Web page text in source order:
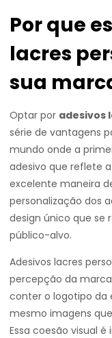
Por que
lacres
sua
Optar por adesivos
série de vantagens
mundo onde a
adesivo que reflete
excelente maneira
personalização dos
design único que se
público-alvo.
Adesivos lacres
percepção da
conter o logotipo da
mesmo imagens
Essa coesão visual